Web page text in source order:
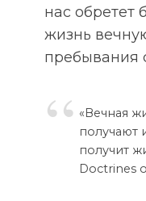
нас обретет
жизнь
пребывания
«Вечная
получают
получит
Doctrines